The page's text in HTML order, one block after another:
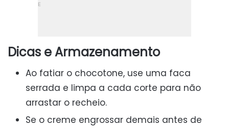
Dicas e Armazenamento
Ao fatiar o chocotone, use uma faca
serrada e limpa a cada corte para não
arrastar o recheio.
Se o creme engrossar demais antes de